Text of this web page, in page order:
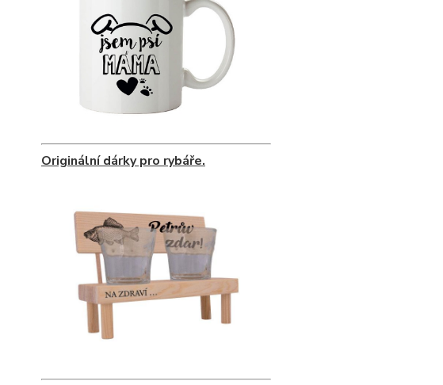
Originální dárky pro rybáře.